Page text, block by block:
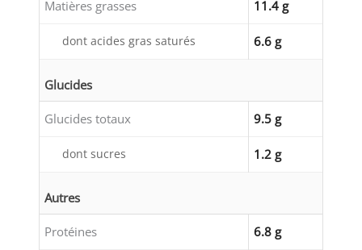
Matières grasses 11.4 g
dont acides gras saturés 6.6 g
Glucides
Glucides totaux 9.5 g
dont sucres 1.2 g
Autres
Protéines 6.8 g